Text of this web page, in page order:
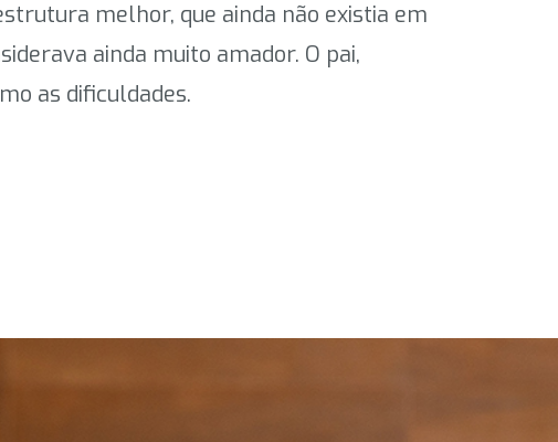
melhor, que ainda não existia em
ainda muito amador. O pai,
as dificuldades.